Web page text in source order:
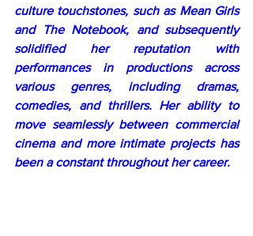
culture touchstones, such as Mean Girls
and The Notebook, and subsequently
solidified her reputation with
performances in productions across
various genres, including dramas,
comedies, and thrillers. Her ability to
move seamlessly between commercial
cinema and more intimate projects has
been a constant throughout her career.